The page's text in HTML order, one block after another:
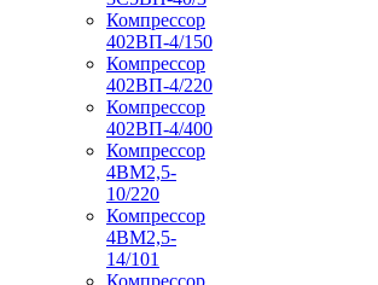
Компрессор
402ВП-4/150
Компрессор
402ВП-4/220
Компрессор
402ВП-4/400
Компрессор
4ВМ2,5-
10/220
Компрессор
4ВМ2,5-
14/101
Компрессор